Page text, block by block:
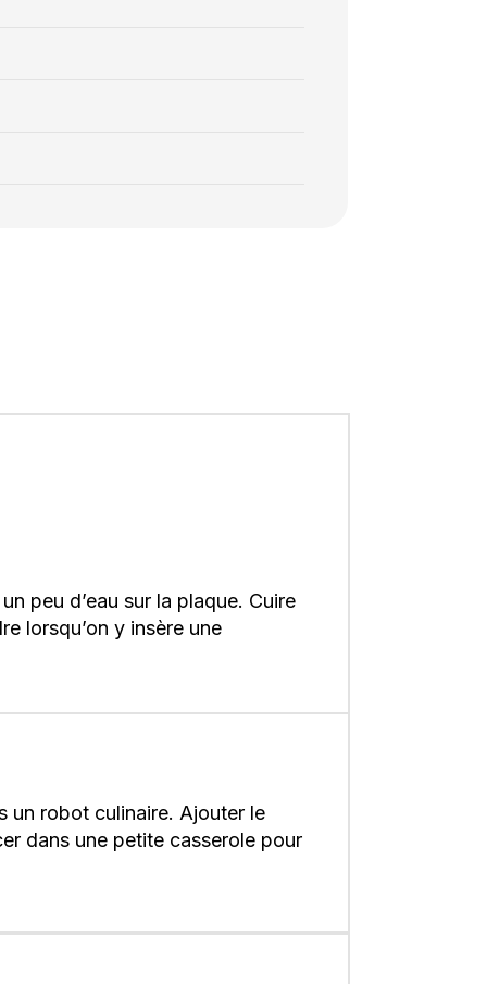
peu d’eau sur la plaque. Cuire
lorsqu’on y insère une
un robot culinaire. Ajouter le
dans une petite casserole pour